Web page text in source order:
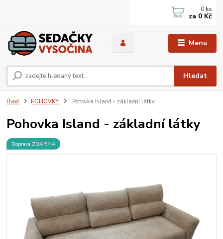
Menu
Hledat
0 ks
za 0 Kč
Úvod POHOVKY Pohovka Island - základní látky
Pohovka Island - základní látky
Doprava ZDARMA